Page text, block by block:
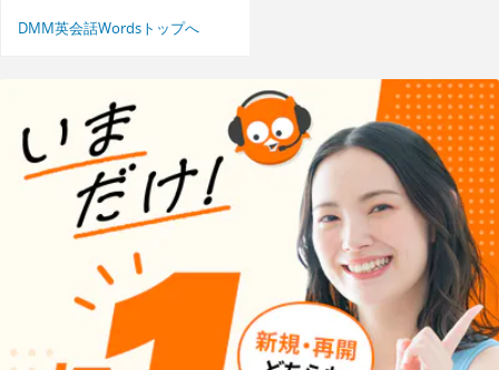
DMM英会話Wordsトップへ